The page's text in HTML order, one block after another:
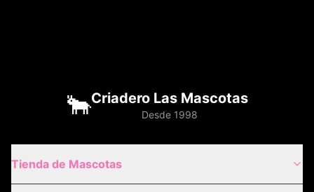
🐂Criadero Las Mascotas
Desde 1998
Tienda de Mascotas